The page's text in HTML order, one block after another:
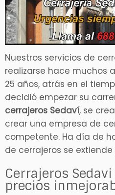
Nuestros servicios de
realizarse hace muchos
25 años, atrás en el
decidió empezar su
cerrajeros Sedaví, se
crear una empresa de
competente. Ha día de
de cerrajeros se
Cerrajeros
precios